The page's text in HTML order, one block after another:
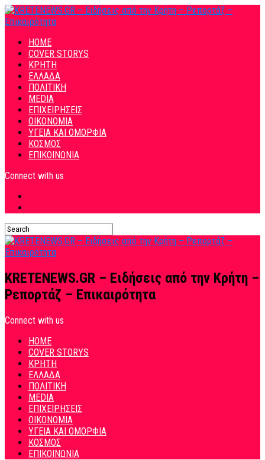
HOME
COVER STORYS
ΚΡΗΤΗ
ΕΛΛΑΔΑ
ΠΟΛΙΤΙΚΗ
MEDIA
ΕΠΙΧΕΙΡΗΣΕΙΣ
ΟΙΚΟΝΟΜΙΑ
ΥΓΕΙΑ ΚΑΙ ΟΜΟΡΦΙΑ
ΚΟΣΜΟΣ
ΕΠΙΚΟΙΝΩΝΙΑ
Connect with us
KRETENEWS.GR – Ειδήσεις από την Κρήτη –
Ρεπορτάζ – Επικαιρότητα
Connect with us
HOME
COVER STORYS
ΚΡΗΤΗ
ΕΛΛΑΔΑ
ΠΟΛΙΤΙΚΗ
MEDIA
ΕΠΙΧΕΙΡΗΣΕΙΣ
ΟΙΚΟΝΟΜΙΑ
ΥΓΕΙΑ ΚΑΙ ΟΜΟΡΦΙΑ
ΚΟΣΜΟΣ
ΕΠΙΚΟΙΝΩΝΙΑ